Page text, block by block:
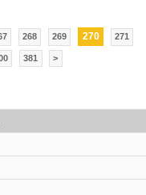
268 269 270 271
381 >